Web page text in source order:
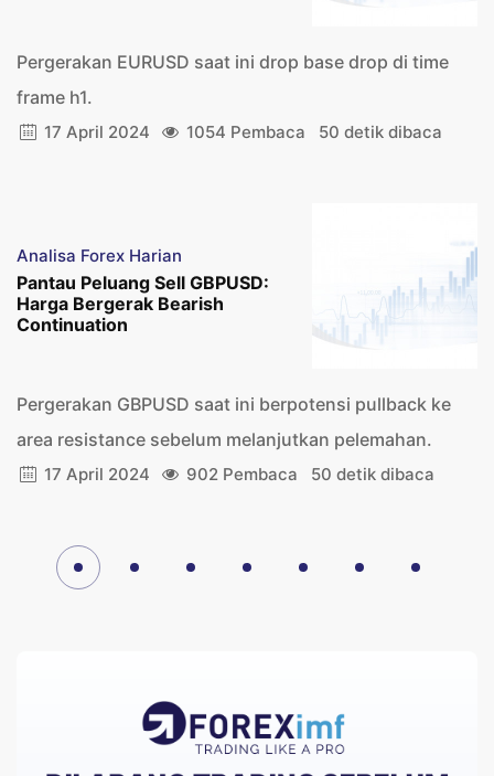
Pergerakan EURUSD saat ini drop base drop di time
frame h1.
17 April 2024 1054 Pembaca 50 detik dibaca
Analisa Forex Harian
Pantau Peluang Sell GBPUSD:
Harga Bergerak Bearish
Continuation
Pergerakan GBPUSD saat ini berpotensi pullback ke
area resistance sebelum melanjutkan pelemahan.
17 April 2024 902 Pembaca 50 detik dibaca